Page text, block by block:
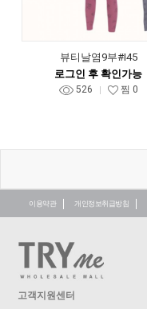
뷰티날염9부#I45
로그인 후 확인가능
526 찜 0
이용약관 개인정보취급방침
고객지원센터